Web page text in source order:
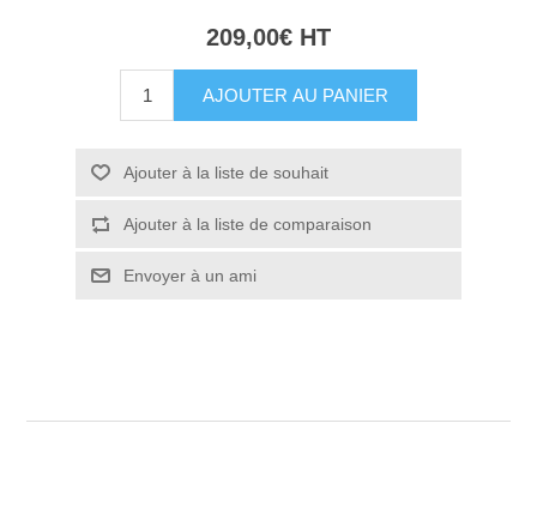
209,00€ HT
AJOUTER AU PANIER
Ajouter à la liste de souhait
Ajouter à la liste de comparaison
Envoyer à un ami